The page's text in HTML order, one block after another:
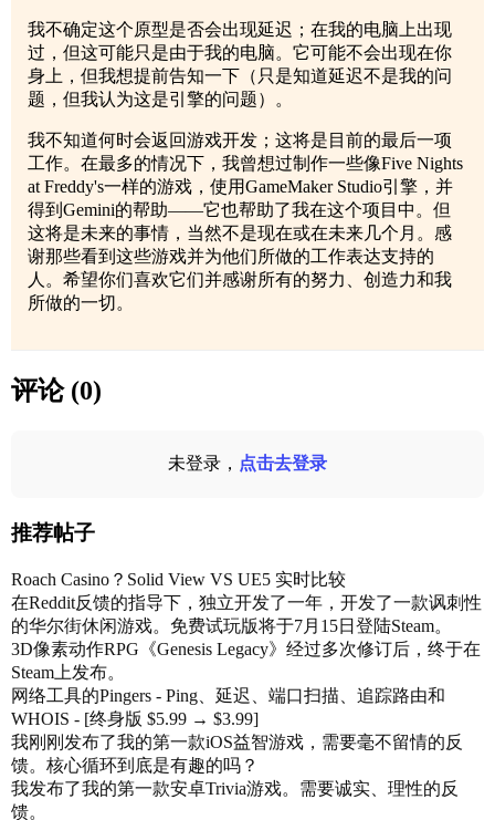
我不确定这个原型是否会出现延迟；在我的电脑上出现
过，但这可能只是由于我的电脑。它可能不会出现在你
身上，但我想提前告知一下（只是知道延迟不是我的问
题，但我认为这是引擎的问题）。
我不知道何时会返回游戏开发；这将是目前的最后一项
工作。在最多的情况下，我曾想过制作一些像Five Nights
at Freddy's一样的游戏，使用GameMaker Studio引擎，并
得到Gemini的帮助——它也帮助了我在这个项目中。但
这将是未来的事情，当然不是现在或在未来几个月。感
谢那些看到这些游戏并为他们所做的工作表达支持的
人。希望你们喜欢它们并感谢所有的努力、创造力和我
所做的一切。
评论 (0)
未登录， 点击去登录
推荐帖子
Roach Casino？Solid View VS UE5 实时比较
在Reddit反馈的指导下，独立开发了一年，开发了一款讽刺性
的华尔街休闲游戏。免费试玩版将于7月15日登陆Steam。
3D像素动作RPG《Genesis Legacy》经过多次修订后，终于在
Steam上发布。
网络工具的Pingers - Ping、延迟、端口扫描、追踪路由和
WHOIS - [终身版 $5.99 → $3.99]
我刚刚发布了我的第一款iOS益智游戏，需要毫不留情的反
馈。核心循环到底是有趣的吗？
我发布了我的第一款安卓Trivia游戏。需要诚实、理性的反
馈。